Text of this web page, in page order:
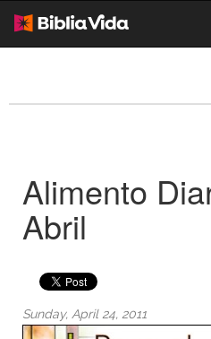
Alimento
Abril
Sunday, April 24, 2011